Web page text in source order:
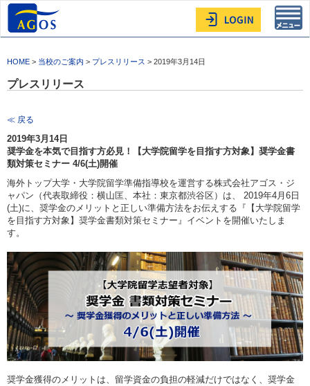
HOME > 当校のご案内 > プレスリリース > 2019年3月14日
プレスリリース
≪ 戻る
2019年3月14日
奨学金を本気で目指す方必見！【大学院留学を目指す方対象】奨学金書
類対策セミナー 4/6(土)開催
海外トップ大学・大学院留学準備指導校を運営する株式会社アゴス・ジ
ャパン（代表取締役：横山匡、本社：東京都渋谷区）は、 2019年4月6日
(土)に、奨学金のメリットと正しい準備方法をお伝えする『【大学院留学
を目指す方対象】奨学金書類対策セミナー』イベントを開催いたしま
す。
奨学金獲得のメリットは、留学資金の負担の軽減だけではなく、奨学金